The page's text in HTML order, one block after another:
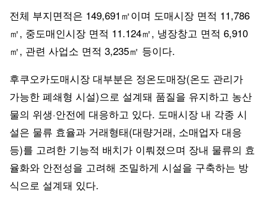
전체 부지면적은 149,691㎡이며 도매시장 면적 11,786
㎡, 중도매인시장 면적 11.124㎡, 냉장창고 면적 6,910
㎡, 관련 사업소 면적 3,235㎡ 등이다.
후쿠오카도매시장 대부분은 정온도매장(온도 관리가
가능한 폐쇄형 시설)으로 설계돼 품질을 유지하고 농산
물의 위생·안전에 대응하고 있다. 도매시장 내 각종 시
설은 물류 효율과 거래형태(대량거래, 소매업자 대응
등)를 고려한 기능적 배치가 이뤄졌으며 장내 물류의 효
율화와 안전성을 고려해 조밀하게 시설을 구축하는 방
식으로 설계돼 있다.